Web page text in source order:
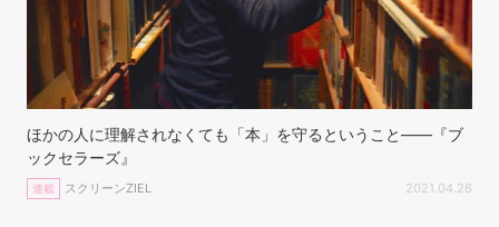
ほかの人に理解されなくても「本」を守るということ——『ブ
ックセラーズ』
連載 スクリーンZIEL 2021.04.26